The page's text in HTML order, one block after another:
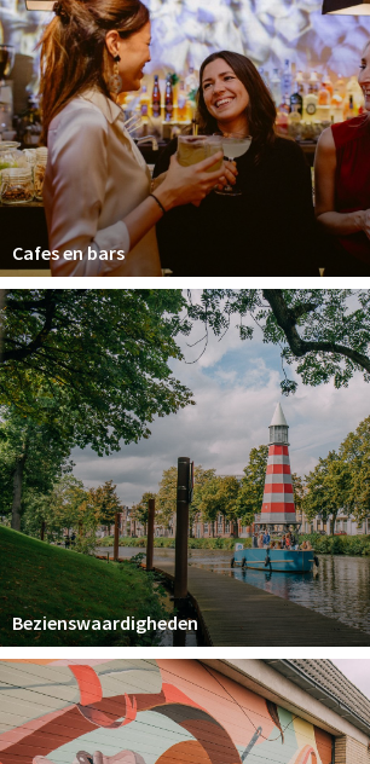
Baroniepoorten
Sport
Privacy
Inloggen
Cafes en bars
Bezienswaardigheden